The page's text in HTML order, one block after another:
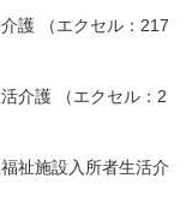
護 （エクセル：217
介護 （エクセル：2
祉施設入所者生活介